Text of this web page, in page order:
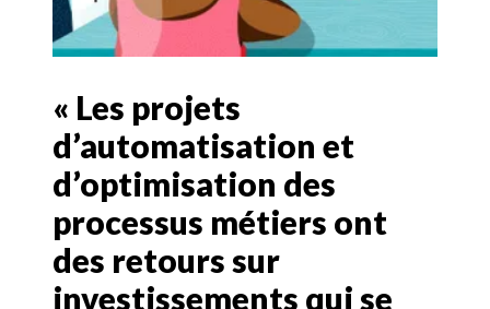
« Les projets
d’automatisation et
d’optimisation des
processus métiers ont
des retours sur
investissements qui se